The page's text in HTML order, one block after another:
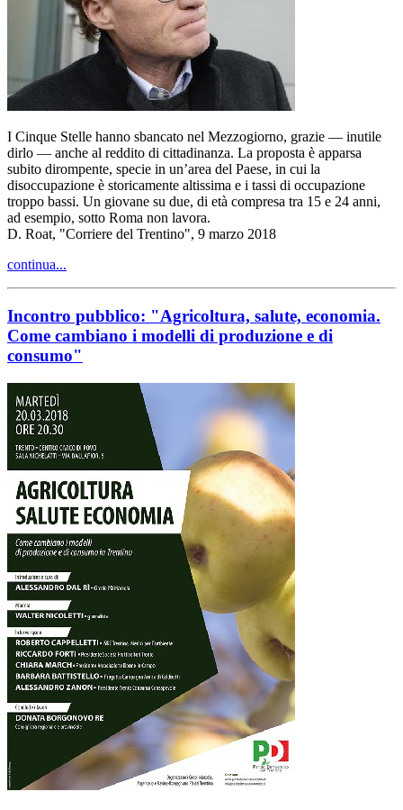
I Cinque Stelle hanno sbancato nel Mezzogiorno, grazie — inutile
dirlo — anche al reddito di cittadinanza. La proposta è apparsa
subito dirompente, specie in un’area del Paese, in cui la
disoccupazione è storicamente altissima e i tassi di occupazione
troppo bassi. Un giovane su due, di età compresa tra 15 e 24 anni,
ad esempio, sotto Roma non lavora.
D. Roat, "Corriere del Trentino", 9 marzo 2018
continua...
Incontro pubblico: "Agricoltura, salute, economia.
Come cambiano i modelli di produzione e di
consumo"